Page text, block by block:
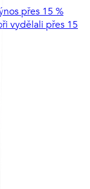
přes 15 %
vydělali přes 15